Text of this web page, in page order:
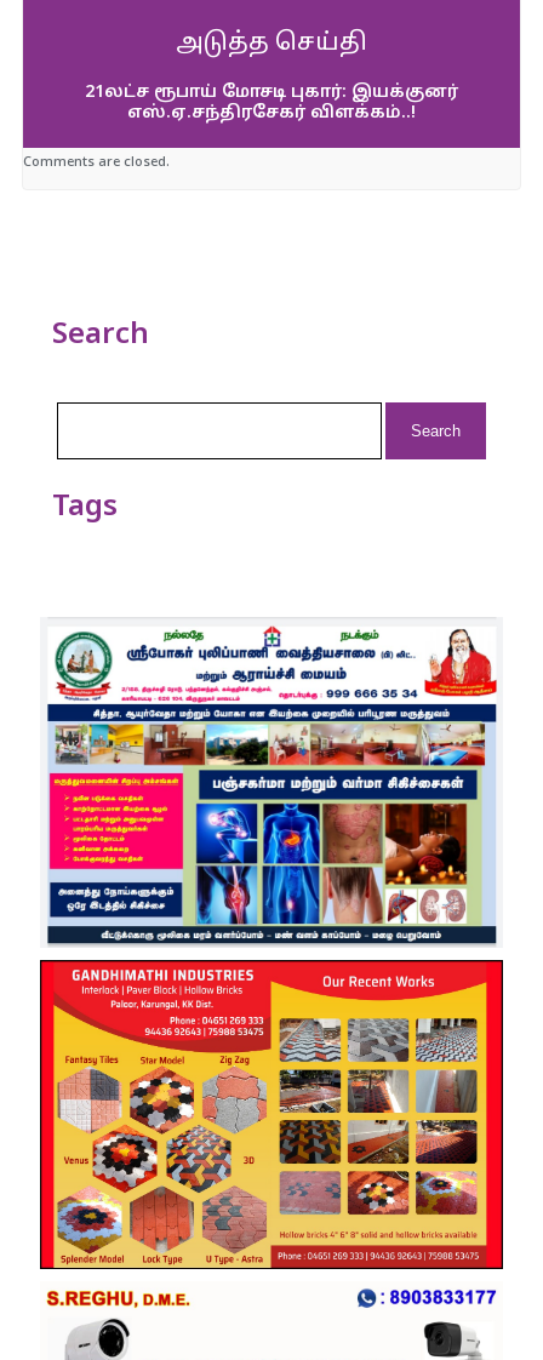
அடுத்த செய்தி
21லட்ச ரூபாய் மோசடி புகார்: இயக்குனர்
எஸ்.ஏ.சந்திரசேகர் விளக்கம்..!
Comments are closed.
Search
Tags